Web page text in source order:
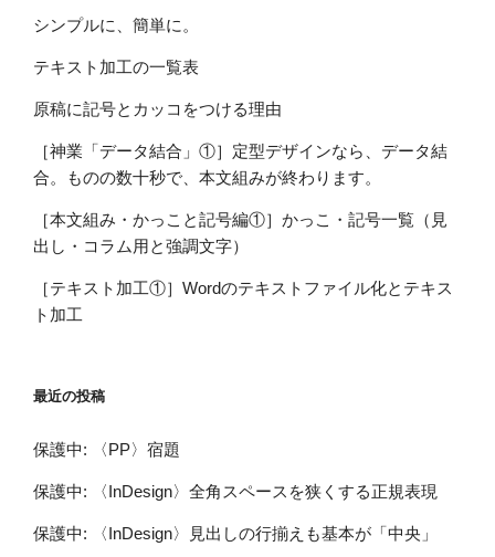
シンプルに、簡単に。
テキスト加工の一覧表
原稿に記号とカッコをつける理由
［神業「データ結合」①］定型デザインなら、データ結
合。ものの数十秒で、本文組みが終わります。
［本文組み・かっこと記号編①］かっこ・記号一覧（見
出し・コラム用と強調文字）
［テキスト加工①］Wordのテキストファイル化とテキス
ト加工
最近の投稿
保護中: 〈PP〉宿題
保護中: 〈InDesign〉全角スペースを狭くする正規表現
保護中: 〈InDesign〉見出しの行揃えも基本が「中央」